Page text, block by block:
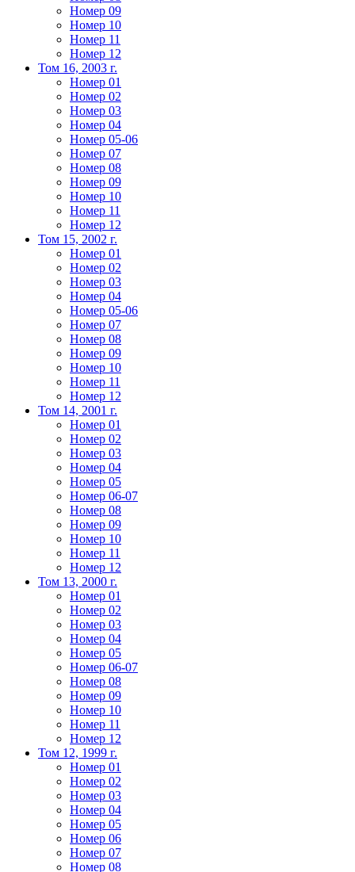
Номер 09
Номер 10
Номер 11
Номер 12
Том 16, 2003 г.
Номер 01
Номер 02
Номер 03
Номер 04
Номер 05-06
Номер 07
Номер 08
Номер 09
Номер 10
Номер 11
Номер 12
Том 15, 2002 г.
Номер 01
Номер 02
Номер 03
Номер 04
Номер 05-06
Номер 07
Номер 08
Номер 09
Номер 10
Номер 11
Номер 12
Том 14, 2001 г.
Номер 01
Номер 02
Номер 03
Номер 04
Номер 05
Номер 06-07
Номер 08
Номер 09
Номер 10
Номер 11
Номер 12
Том 13, 2000 г.
Номер 01
Номер 02
Номер 03
Номер 04
Номер 05
Номер 06-07
Номер 08
Номер 09
Номер 10
Номер 11
Номер 12
Том 12, 1999 г.
Номер 01
Номер 02
Номер 03
Номер 04
Номер 05
Номер 06
Номер 07
Номер 08